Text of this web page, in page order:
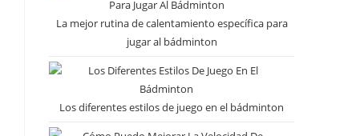
La mejor rutina de calentamiento específica para
jugar al bádminton
Los diferentes estilos de juego en el bádminton